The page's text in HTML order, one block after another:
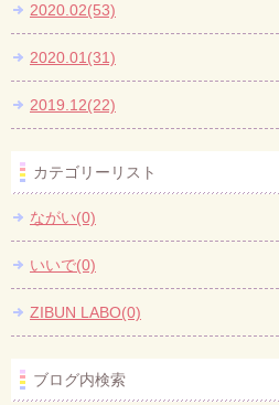
2020.02(53)
2020.01(31)
2019.12(22)
カテゴリーリスト
ながい(0)
いいで(0)
ZIBUN LABO(0)
ブログ内検索